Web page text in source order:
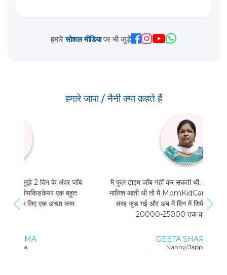
हमारेसोशल मीडियापर भी जुड़ें
हमारे जापा / नैनी क्या कहते हैं
मै फुल टाइम जॉब नहीं कर सकती थी, और मुझे मां और बच्चे की
मालिश आती थी तो मै MomKidCare के साथ फ्रीलांसर की
तरह जुड गई और अब में दिन में सिर्फ 4 घंटे काम करके भी
20000-25000 तक कमा सकती हूं।